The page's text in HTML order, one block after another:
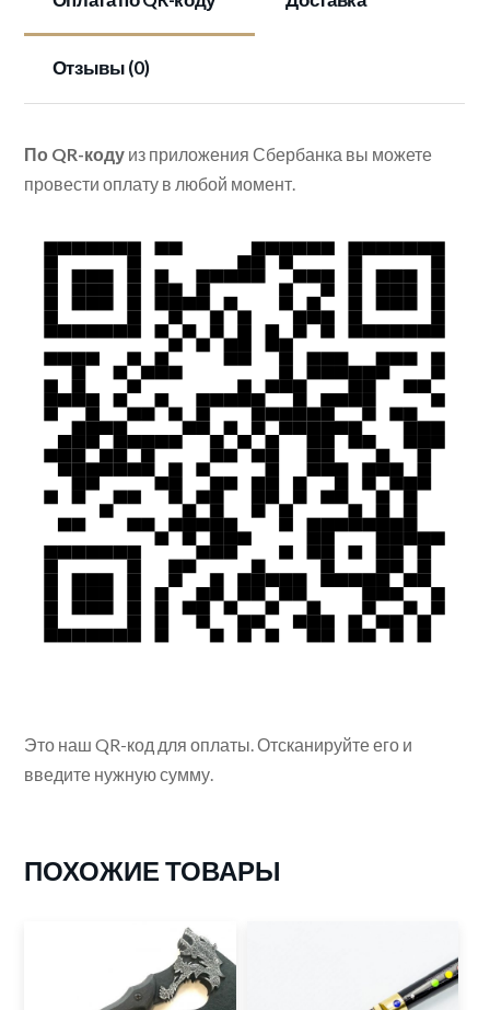
Отзывы (0)
По QR-коду из приложения Сбербанка вы можете
провести оплату в любой момент.
Это наш QR-код для оплаты. Отсканируйте его и
введите нужную сумму.
ПОХОЖИЕ ТОВАРЫ